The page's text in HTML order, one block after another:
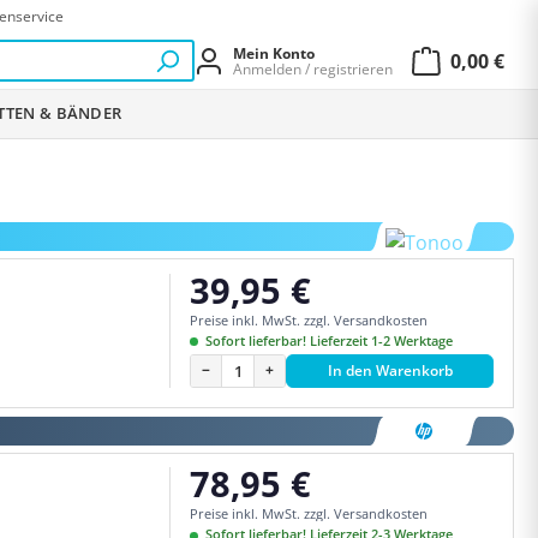
Mein Konto
Anmelden / registrieren
0,00 €
& BÄNDER
Regulärer Preis:
39,95 €
Preise inkl. MwSt. zzgl. Versandkosten
Sofort lieferbar! Lieferzeit 1-2 Werktage
− + In den Warenkorb
Regulärer Preis:
78,95 €
Preise inkl. MwSt. zzgl. Versandkosten
Sofort lieferbar! Lieferzeit 2-3 Werktage